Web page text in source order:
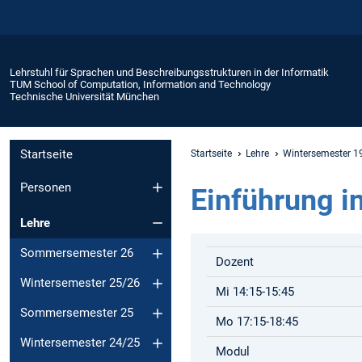
Lehrstuhl für Sprachen und Beschreibungsstrukturen in der Informatik
TUM School of Computation, Information and Technology
Technische Universität München
Startseite
Personen
Lehre
Sommersemester 26
Wintersemester 25/26
Sommersemester 25
Wintersemester 24/25
Startseite Lehre Wintersemester
Einführung
Dozent
Mi 14:15-15:45
Mo 17:15-18:45
Modul